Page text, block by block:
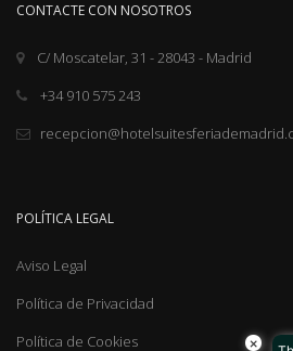
CONTACTE CON NOSOTROS
C/ Moscatelar, 31 - 28043 - Madrid
+34 910 575 243
POLÍTICA LEGAL
Aviso Legal
Política de Privacidad
Política de Cookies
×